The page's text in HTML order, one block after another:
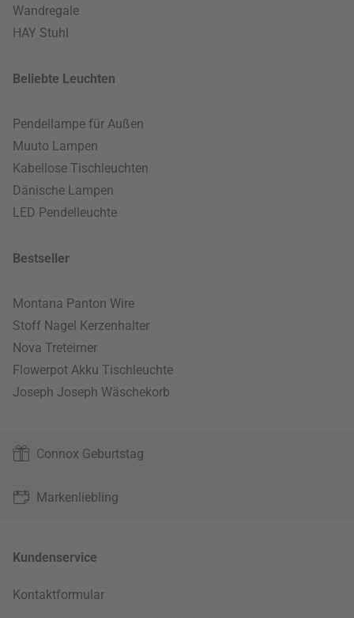
Wandregale
HAY Stuhl
Beliebte Leuchten
Pendellampe für Außen
Muuto Lampen
Kabellose Tischleuchten
Dänische Lampen
LED Pendelleuchte
Bestseller
Montana Panton Wire
Stoff Nagel Kerzenhalter
Nova Treteimer
Flowerpot Akku Tischleuchte
Joseph Joseph Wäschekorb
Connox Geburtstag
Markenliebling
Kundenservice
Kontaktformular